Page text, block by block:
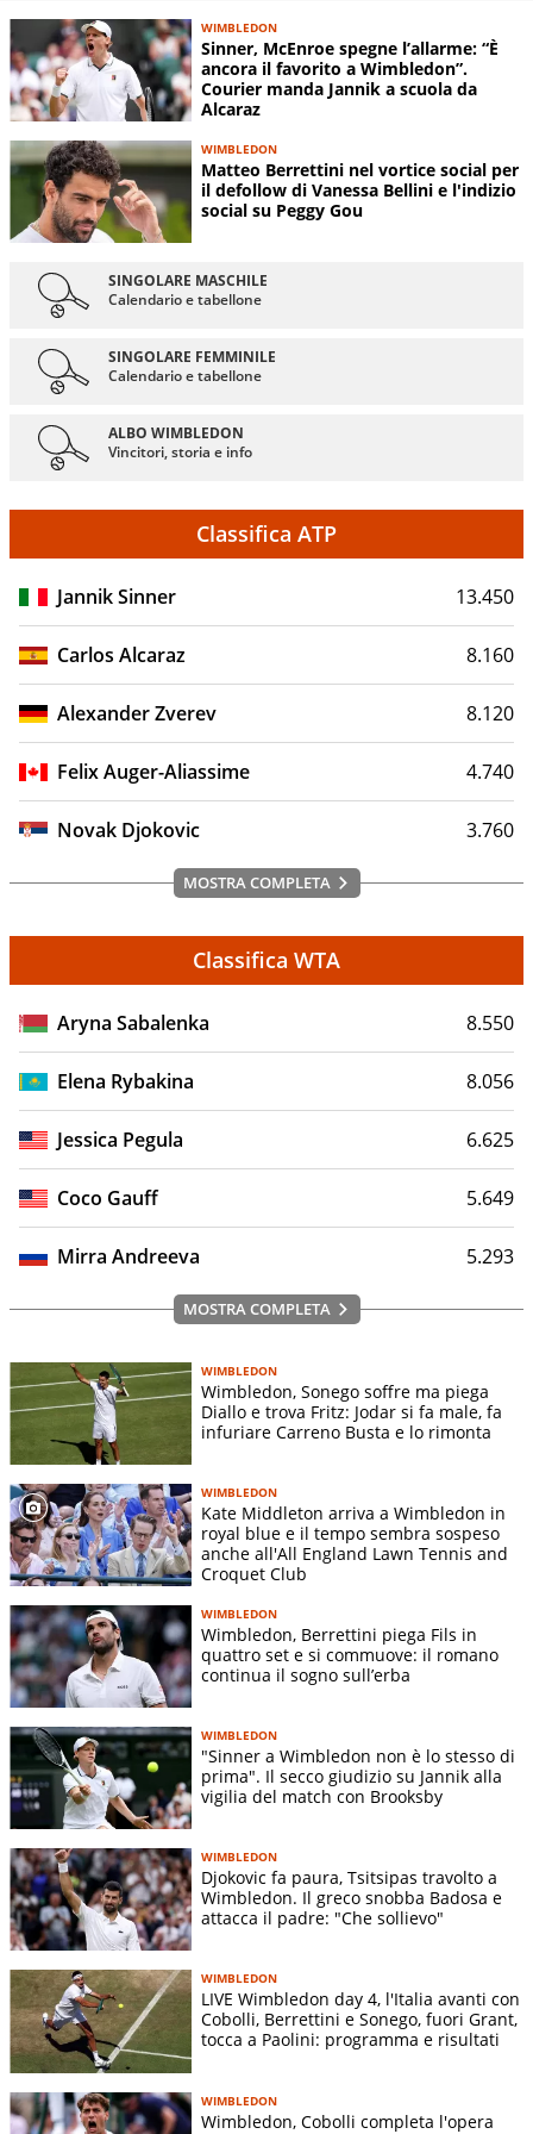
WIMBLEDON
Sinner, McEnroe spegne l’allarme: “È
ancora il favorito a Wimbledon”.
Courier manda Jannik a scuola da
Alcaraz
WIMBLEDON
Matteo Berrettini nel vortice social per
il defollow di Vanessa Bellini e l'indizio
social su Peggy Gou
SINGOLARE MASCHILE
Calendario e tabellone
SINGOLARE FEMMINILE
Calendario e tabellone
ALBO WIMBLEDON
Vincitori, storia e info
Classifica ATP
Jannik Sinner 13.450
Carlos Alcaraz 8.160
Alexander Zverev 8.120
Felix Auger-Aliassime 4.740
Novak Djokovic 3.760
MOSTRA COMPLETA
Classifica WTA
Aryna Sabalenka 8.550
Elena Rybakina 8.056
Jessica Pegula 6.625
Coco Gauff 5.649
Mirra Andreeva 5.293
MOSTRA COMPLETA
WIMBLEDON
Wimbledon, Sonego soffre ma piega
Diallo e trova Fritz: Jodar si fa male, fa
infuriare Carreno Busta e lo rimonta
WIMBLEDON
Kate Middleton arriva a Wimbledon in
royal blue e il tempo sembra sospeso
anche all'All England Lawn Tennis and
Croquet Club
WIMBLEDON
Wimbledon, Berrettini piega Fils in
quattro set e si commuove: il romano
continua il sogno sull’erba
WIMBLEDON
"Sinner a Wimbledon non è lo stesso di
prima". Il secco giudizio su Jannik alla
vigilia del match con Brooksby
WIMBLEDON
Djokovic fa paura, Tsitsipas travolto a
Wimbledon. Il greco snobba Badosa e
attacca il padre: "Che sollievo"
WIMBLEDON
LIVE Wimbledon day 4, l'Italia avanti con
Cobolli, Berrettini e Sonego, fuori Grant,
tocca a Paolini: programma e risultati
WIMBLEDON
Wimbledon, Cobolli completa l'opera